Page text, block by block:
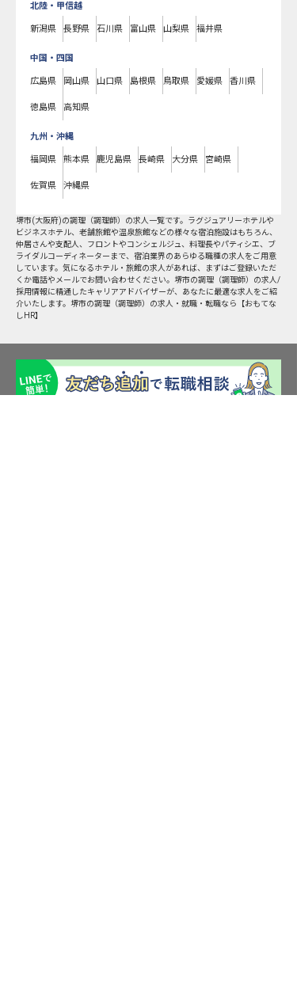
北陸・甲信越
新潟県 長野県 石川県 富山県 山梨県 福井県
中国・四国
広島県 岡山県 山口県 島根県 鳥取県 愛媛県 香川県
徳島県 高知県
九州・沖縄
福岡県 熊本県 鹿児島県 長崎県 大分県 宮崎県
佐賀県 沖縄県
堺市(大阪府)の調理（調理師） の求人一覧です。ラグジュアリーホテルや
ビジネスホテル、老舗旅館や温泉旅館などの様々な宿泊施設はもちろん、
仲居さんや支配人、フロントやコンシェルジュ、料理長やパティシエ、ブ
ライダルコーディネーターまで、宿泊業界のあらゆる職種の求人をご用意
しています。気になるホテル・旅館の求人があれば、まずはご登録いただ
くか電話やメールでお問い合わせください。堺市の調理（調理師）の求人/
採用情報に精通したキャリアアドバイザーが、あなたに最適な求人をご紹
介いたします。堺市の調理（調理師）の求人・就職・転職なら【おもてな
しHR】